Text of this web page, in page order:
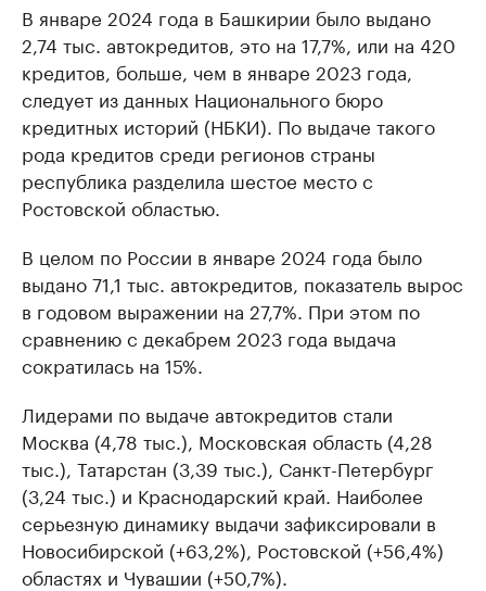
В январе 2024 года в Башкирии было выдано
2,74 тыс. автокредитов, это на 17,7%, или на 420
кредитов, больше, чем в январе 2023 года,
следует из данных Национального бюро
кредитных историй (НБКИ). По выдаче такого
рода кредитов среди регионов страны
республика разделила шестое место с
Ростовской областью.
В целом по России в январе 2024 года было
выдано 71,1 тыс. автокредитов, показатель вырос
в годовом выражении на 27,7%. При этом по
сравнению с декабрем 2023 года выдача
сократилась на 15%.
Лидерами по выдаче автокредитов стали
Москва (4,78 тыс.), Московская область (4,28
тыс.), Татарстан (3,39 тыс.), Санкт-Петербург
(3,24 тыс.) и Краснодарский край. Наиболее
серьезную динамику выдачи зафиксировали в
Новосибирской (+63,2%), Ростовской (+56,4%)
областях и Чувашии (+50,7%).